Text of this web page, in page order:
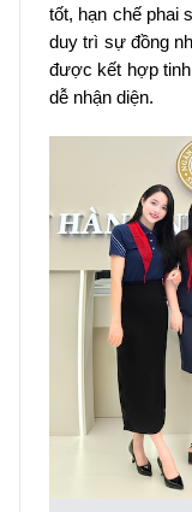
tốt, hạn chế phai
duy trì sự đồng
được kết hợp
dễ nhận diện.